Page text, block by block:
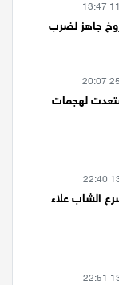
1000 صاروخ جاهز لضرب
لهجمات
الشاب علاء